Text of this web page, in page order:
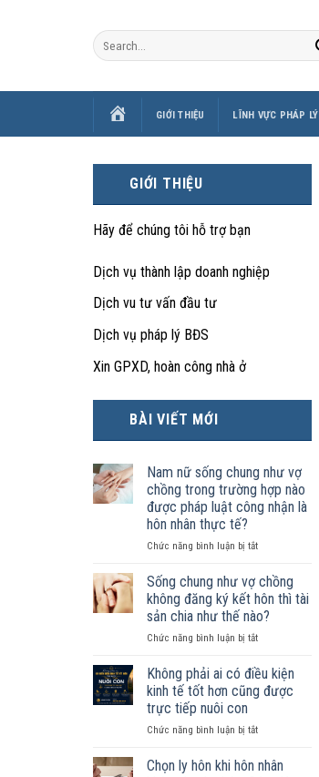
TRANGGIỚI THIỆU LĨNH VỰC PHÁP LÝ
GIỚI THIỆU
Hãy để chúng tôi hỗ trợ bạn
Dịch vụ thành lập doanh nghiệp
Dịch vu tư vấn đầu tư
Dịch vụ pháp lý BĐS
Xin GPXD, hoàn công nhà ở
BÀI VIẾT MỚI
Nam nữ sống chung như vợ
chồng trong trường hợp nào
được pháp luật công nhận là
hôn nhân thực tế?
Chức năng bình luận bị tắtở
nữ
sống
chung
như
vợ
trong
trường
hợp
được
luật
Sống chung như vợ chồng
không đăng ký kết hôn thì tài
sản chia như thế nào?
Chức năng bình luận bị tắtở
chung
như
vợ
không
ký
Không phải ai có điều kiện
kinh tế tốt hơn cũng được
trực tiếp nuôi con
Chức năng bình luận bị tắtở
phải
Chọn ly hôn khi hôn nhân